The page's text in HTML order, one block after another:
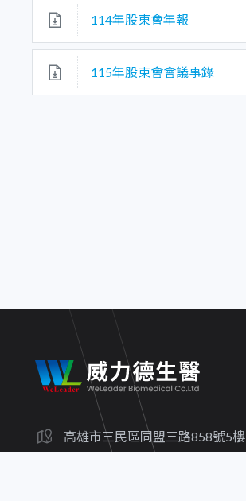
114年股東會年報
115年股東會會議事錄
高雄市三民區同盟三路858號5樓